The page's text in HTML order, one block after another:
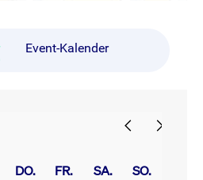
Event-Kalender
DO. FR. SA. SO.